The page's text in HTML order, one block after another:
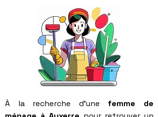
À la recherche d’une femme de